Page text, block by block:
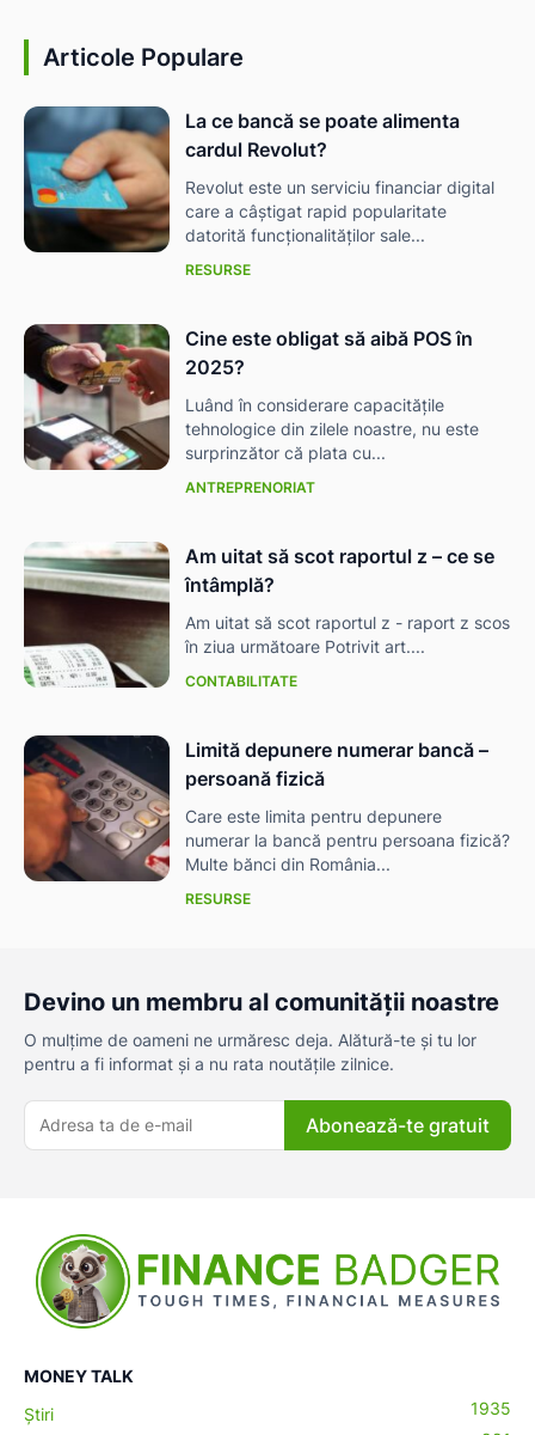
Articole Populare
La ce bancă se poate alimenta
cardul Revolut?
Revolut este un serviciu financiar digital
care a câștigat rapid popularitate
datorită funcționalităților sale...
RESURSE
Cine este obligat să aibă POS în
2025?
Luând în considerare capacitățile
tehnologice din zilele noastre, nu este
surprinzător că plata cu...
ANTREPRENORIAT
Am uitat să scot raportul z – ce se
întâmplă?
Am uitat să scot raportul z - raport z scos
în ziua următoare Potrivit art....
CONTABILITATE
Limită depunere numerar bancă –
persoană fizică
Care este limita pentru depunere
numerar la bancă pentru persoana fizică?
Multe bănci din România...
RESURSE
Devino un membru al comunității noastre
O mulțime de oameni ne urmăresc deja. Alătură-te și tu lor
pentru a fi informat și a nu rata noutățile zilnice.
Abonează-te gratuit
MONEY TALK
Știri
1935